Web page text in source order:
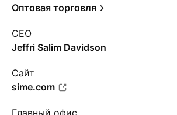
Оптовая торговля
CEO
Jeffri Salim Davidson
Сайт
sime.com
Главный офис